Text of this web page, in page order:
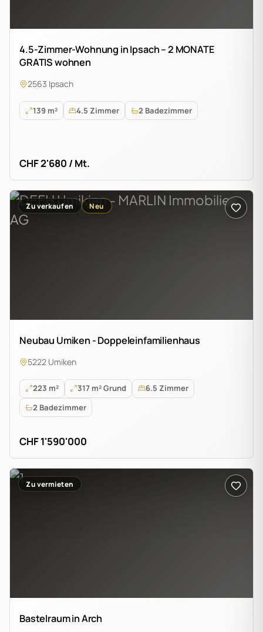
4.5-Zimmer-Wohnung in Ipsach – 2 MONATE
GRATIS wohnen
2563 Ipsach
139 m² 4.5 Zimmer 2 Badezimmer
CHF 2'680 / Mt.
Zu verkaufen Neu
Neubau Umiken - Doppeleinfamilienhaus
5222 Umiken
223 m² 317 m² Grund
6.5 Zimmer
2 Badezimmer
CHF 1'590'000
Zu vermieten
Bastelraum in Arch